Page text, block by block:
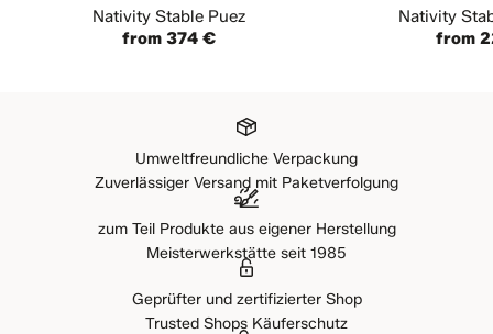
Nativity Stable Puez
from 374 €
Nativity
from
Umweltfreundliche Verpackung
Zuverlässiger Versand mit Paketverfolgung
zum Teil Produkte aus eigener Herstellung
Meisterwerkstätte seit 1985
Geprüfter und zertifizierter Shop
Trusted Shops Käuferschutz